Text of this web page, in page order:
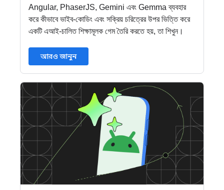
Angular, PhaserJS, Gemini এবং Gemma ব্যবহার
করে কীভাবে ভাইব-কোডিং এবং সক্রিয় চরিত্রের উপর ভিত্তি করে
একটি এআই-চালিত শিক্ষামূলক গেম তৈরি করতে হয়, তা শিখুন।
আরও জানুন